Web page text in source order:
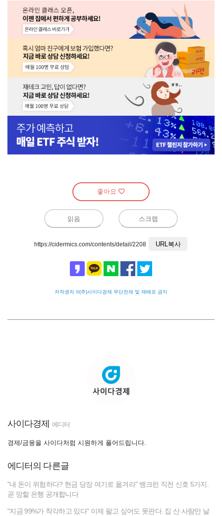
좋아요
읽음 스크랩
https://cidermics.com/contents/detail/2208 URL복사
저작권자 ©(주)사이다경제 무단전재 및 재배포 금지
사이다경제 에디터
경제/금융을 사이다처럼 시원하게 풀어드립니다.
에디터의 다른글
"내 돈이 위험하다? 현금 당장 여기로 옮겨라" 뱅크런 직전 신호 5가지.
곧 망할 은행 공개합니다
"지금 99%가 착각하고 있다" 이제 팔고 싶어도 못판다. 집 산 사람만 날